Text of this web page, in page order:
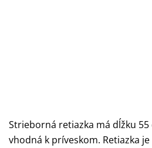
Strieborná retiazka má dĺžku
vhodná k príveskom. Retiazka